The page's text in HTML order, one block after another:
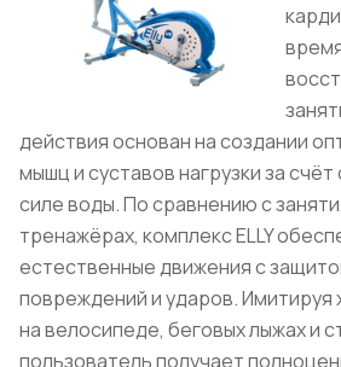
действия основан на создании
мышц и суставов нагрузки за
силе воды. По сравнению с
тренажёрах, комплекс ELLY
естественные движения с
повреждений и ударов. Имитируя
на велосипеде, беговых лыжах и
пользователь получает